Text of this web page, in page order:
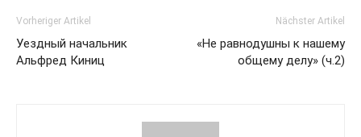
Vorheriger Artikel
Уездный начальник
Альфред Киниц
Nächster Artikel
«Не равнодушны к нашему
общему делу» (ч.2)